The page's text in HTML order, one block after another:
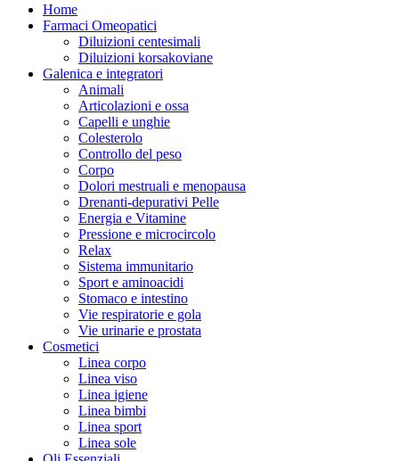
Home
Farmaci Omeopatici
Diluizioni centesimali
Diluizioni korsakoviane
Galenica e integratori
Animali
Articolazioni e ossa
Capelli e unghie
Colesterolo
Controllo del peso
Corpo
Dolori mestruali e menopausa
Drenanti-depurativi Pelle
Energia e Vitamine
Pressione e microcircolo
Relax
Sistema immunitario
Sport e aminoacidi
Stomaco e intestino
Vie respiratorie e gola
Vie urinarie e prostata
Cosmetici
Linea corpo
Linea viso
Linea igiene
Linea bimbi
Linea sport
Linea sole